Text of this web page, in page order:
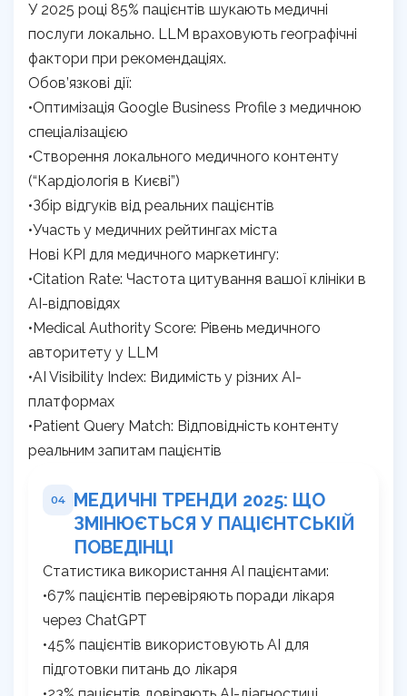
У 2025 році 85% пацієнтів шукають медичні
послуги локально. LLM враховують географічні
фактори при рекомендаціях.
Обов’язкові дії:
•Оптимізація Google Business Profile з медичною
спеціалізацією
•Створення локального медичного контенту
(“Кардіологія в Києві”)
•Збір відгуків від реальних пацієнтів
•Участь у медичних рейтингах міста
Нові KPI для медичного маркетингу:
•Citation Rate: Частота цитування вашої клініки в
AI-відповідях
•Medical Authority Score: Рівень медичного
авторитету у LLM
•AI Visibility Index: Видимість у різних AI-
платформах
•Patient Query Match: Відповідність контенту
реальним запитам пацієнтів
04
МЕДИЧНІ ТРЕНДИ 2025: ЩО
ЗМІНЮЄТЬСЯ У ПАЦІЄНТСЬКІЙ
ПОВЕДІНЦІ
Статистика використання AI пацієнтами:
•67% пацієнтів перевіряють поради лікаря
через ChatGPT
•45% пацієнтів використовують AI для
підготовки питань до лікаря